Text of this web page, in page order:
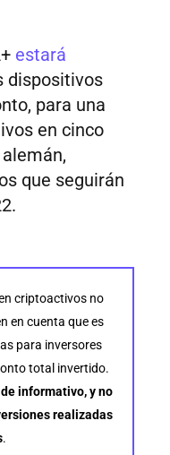
estará
dispositivos
para una
en cinco
que seguirán
criptoactivos no
en cuenta que es
para inversores
total invertido.
informativo, y no
realizadas
.